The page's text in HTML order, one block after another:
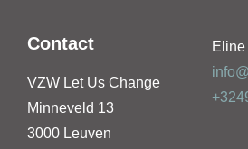
Contact
VZW Let Us Change
Minneveld 13
3000 Leuven